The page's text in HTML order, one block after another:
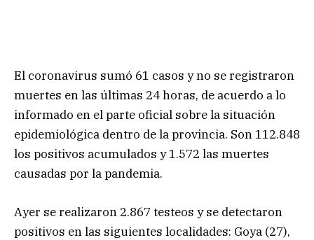
El coronavirus sumó 61 casos y no se registraron
muertes en las últimas 24 horas, de acuerdo a lo
informado en el parte oficial sobre la situación
epidemiológica dentro de la provincia. Son 112.848
los positivos acumulados y 1.572 las muertes
causadas por la pandemia.
Ayer se realizaron 2.867 testeos y se detectaron
positivos en las siguientes localidades: Goya (27),